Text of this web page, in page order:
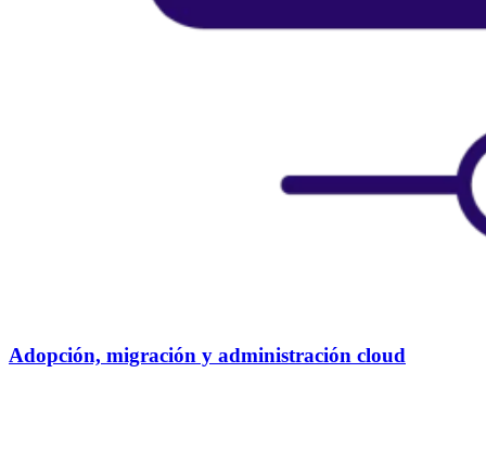
Adopción, migración y administración cloud